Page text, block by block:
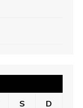
S D